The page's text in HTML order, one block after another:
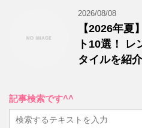
2026/08/08
【2026年夏
ト10選！
タイルを紹介
記事検索です^^